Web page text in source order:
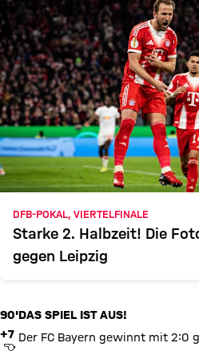
DFB-POKAL, VIERTELFINALE
Starke 2. Halbzeit! Die
gegen Leipzig
90'
+7
DAS SPIEL IST AUS!
Der FC Bayern gewinnt mit 2:0